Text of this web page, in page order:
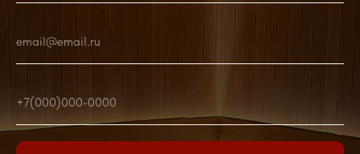
email@email.ru
+7(000)000-0000